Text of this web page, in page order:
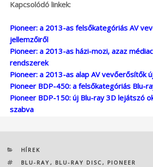
Kapcsolódó linkek:
Pioneer: a 2013-as felsőkategóriás AV
jellemzőiről
Pioneer: a 2013-as házi-mozi, azaz
rendszerek
Pioneer: a 2013-as alap AV vevőerősítők
Pioneer BDP-450: a felsőkategóriás Blu-
Pioneer BDP-150: új Blu-ray 3D lejátszó
szabva
KATEGÓRIÁK
HÍREK
CÍMKÉK
BLU-RAY , BLU-RAY DISC, PIONEER